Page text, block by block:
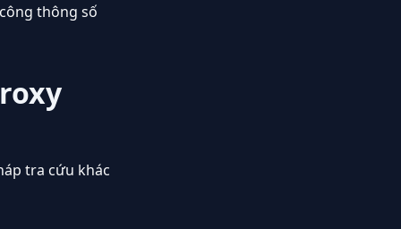
thông số
tra cứu khác